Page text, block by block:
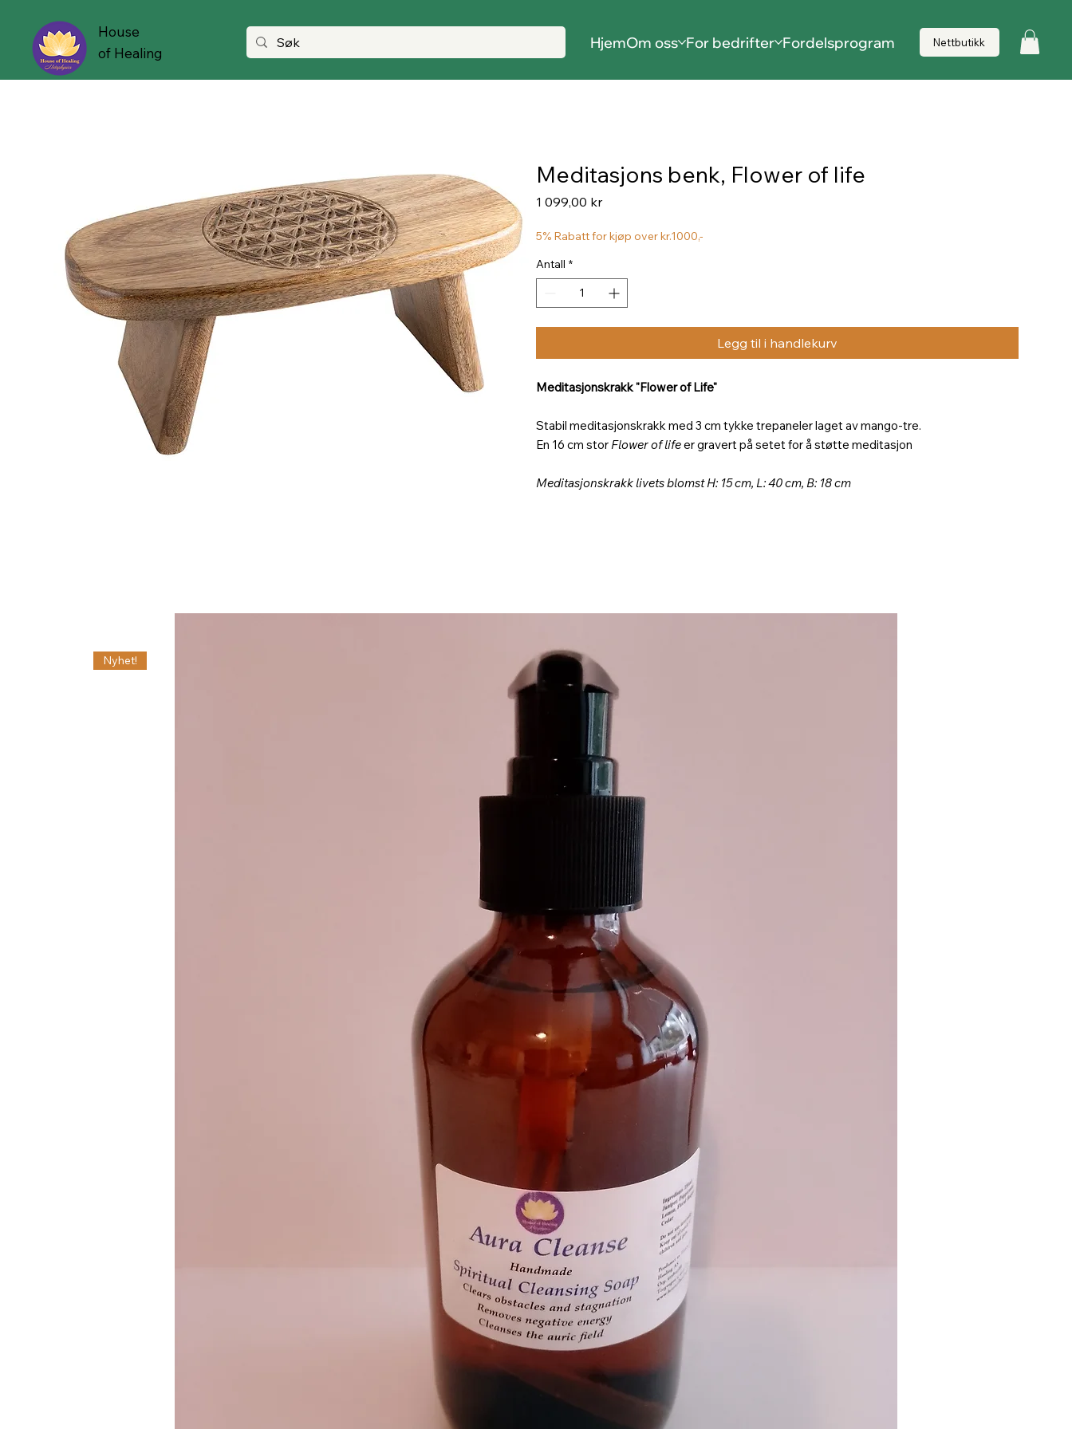
Nettbutikk
HjemOm oss For bedrifter Fordelsprogram
House
of Healing
Meditasjons benk, Flower of life
1 099,00 krPris
5% Rabatt for kjøp over kr.1000,-
Antall *
Legg til i handlekurv
Meditasjonskrakk "Flower of Life"
Stabil meditasjonskrakk med 3 cm tykke trepaneler laget av mango-tre.
En 16 cm stor Flower of lifeer gravert på setet for å støtte meditasjon
Meditasjonskrakk livets blomst H: 15 cm, L: 40 cm, B: 18 cm
Nyhet!